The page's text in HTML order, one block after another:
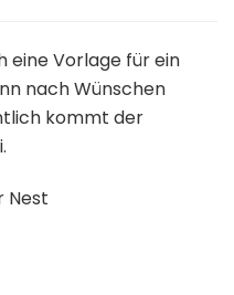
eine Vorlage für ein
nach Wünschen
kommt der
Nest